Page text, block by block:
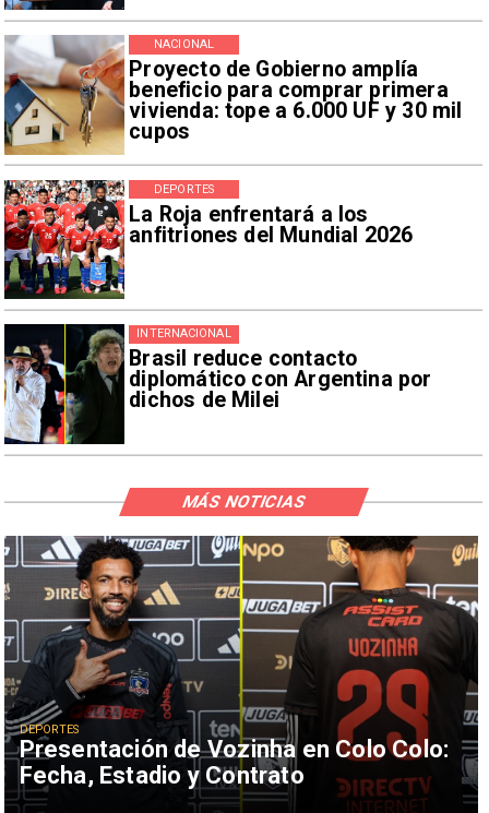
Proyecto de Gobierno amplía
beneficio para comprar primera
vivienda: tope a 6.000 UF y 30 mil
cupos
NACIONAL
La Roja enfrentará a los
anfitriones del Mundial 2026
DEPORTES
Brasil reduce contacto
diplomático con Argentina por
dichos de Milei
INTERNACIONAL
Presentación de Vozinha en Colo Colo:
Fecha, Estadio y Contrato
DEPORTES
MÁS NOTICIAS